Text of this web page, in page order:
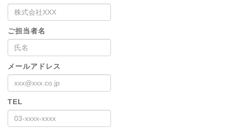
ご担当者名
メールアドレス
TEL